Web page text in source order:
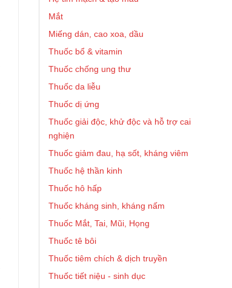
Mắt
Miếng dán, cao xoa, dầu
Thuốc bổ & vitamin
Thuốc chống ung thư
Thuốc da liễu
Thuốc dị ứng
Thuốc giải độc, khử độc và hỗ trợ cai
nghiện
Thuốc giảm đau, hạ sốt, kháng viêm
Thuốc hệ thần kinh
Thuốc hô hấp
Thuốc kháng sinh, kháng nấm
Thuốc Mắt, Tai, Mũi, Họng
Thuốc tê bôi
Thuốc tiêm chích & dịch truyền
Thuốc tiết niệu - sinh dục